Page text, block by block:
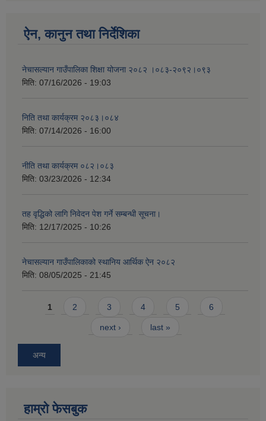
ऐन, कानुन तथा निर्देशिका
नेचासल्यान गाउँपालिका शिक्षा योजना २०८२ ।०८३-२०९२।०९३
मिति: 07/16/2026 - 19:03
निति तथा कार्यक्रम २०८३।०८४
मिति: 07/14/2026 - 16:00
नीति तथा कार्यक्रम ०८२।०८३
मिति: 03/23/2026 - 12:34
तह वृद्धिको लागि निवेदन पेश गर्ने सम्बन्धी सूचना।
मिति: 12/17/2025 - 10:26
नेचासल्यान गाउँपालिकाको स्थानिय आर्थिक ऐन २०८२
मिति: 08/05/2025 - 21:45
Pages
1 2 3 4 5 6
next › last »
अन्य
हाम्राे फेसबुक